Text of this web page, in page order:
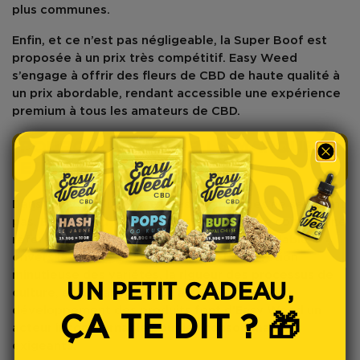
plus communes.
Enfin, et ce n’est pas négligeable, la Super Boof est
proposée à un prix très compétitif.
Easy Weed
s’engage à offrir des fleurs de CBD de haute qualité à
un prix abordable, rendant accessible une expérience
premium à tous les amateurs de CBD.
POURQUOI CHOISIR LA MARQUE
EASY WEED ?
Dans l’univers du CBD, toutes les marques ne se valent
pas.
Easy Weed
s’est rapidement imposée comme une
référence grâce à son engagement inébranlable
envers la qualité et l’accessibilité. La sélection
minutieuse des variétés, la rigueur des processus de
culture, et la transparence à chaque étape du
développement des produits font d’Easy Weed un
acteur incontournable pour les consommateurs
exigeants.
UN PETIT CADEAU,
ÇA TE DIT ? 🎁